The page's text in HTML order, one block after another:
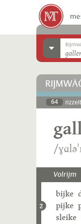
64
/
Volrijm
2
bijke
pijke
sleike